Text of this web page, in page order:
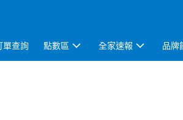
單查詢 點數區 全家速報 品牌